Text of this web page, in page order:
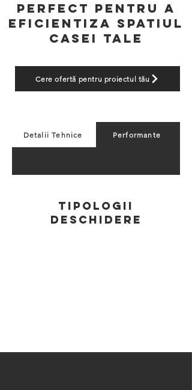
Perfect pentru a
eficientiza spatiul
casei tale
Cere ofertă pentru proiectul tău
Detalii Tehnice Performante
TIPOLOGII
dESCHIDERE